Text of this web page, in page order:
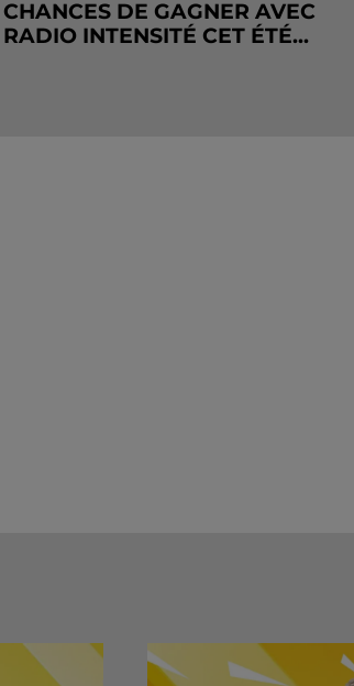
CHANCES DE GAGNER AVEC
RADIO INTENSITÉ CET ÉTÉ...